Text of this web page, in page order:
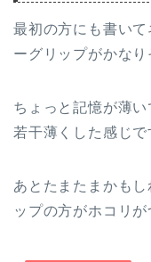
最初の方にも書い
ーグリップがかなり
ちょっと記憶が薄
若干薄くした感じで
あとたまたまかも
ップの方がホコリ